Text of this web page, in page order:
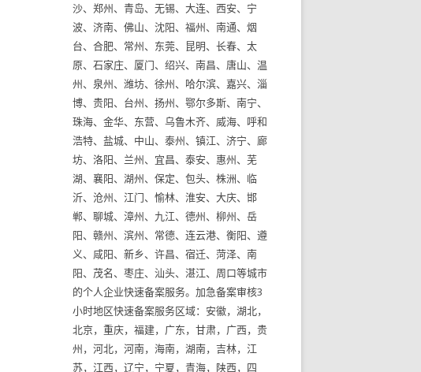
沙、郑州、青岛、无锡、大连、西安、宁
波、济南、佛山、沈阳、福州、南通、烟
台、合肥、常州、东莞、昆明、长春、太
原、石家庄、厦门、绍兴、南昌、唐山、温
州、泉州、潍坊、徐州、哈尔滨、嘉兴、淄
博、贵阳、台州、扬州、鄂尔多斯、南宁、
珠海、金华、东营、乌鲁木齐、威海、呼和
浩特、盐城、中山、泰州、镇江、济宁、廊
坊、洛阳、兰州、宜昌、泰安、惠州、芜
湖、襄阳、湖州、保定、包头、株洲、临
沂、沧州、江门、愉林、淮安、大庆、邯
郸、聊城、漳州、九江、德州、柳州、岳
阳、赣州、滨州、常德、连云港、衡阳、遵
义、咸阳、新乡、许昌、宿迁、菏泽、南
阳、茂名、枣庄、汕头、湛江、周口等城市
的个人企业快速备案服务。加急备案审核3
小时地区快速备案服务区域：安徽，湖北，
北京，重庆，福建，广东，甘肃，广西，贵
州，河北，河南，海南，湖南，吉林，江
苏，江西，辽宁，宁夏，青海，陕西，四